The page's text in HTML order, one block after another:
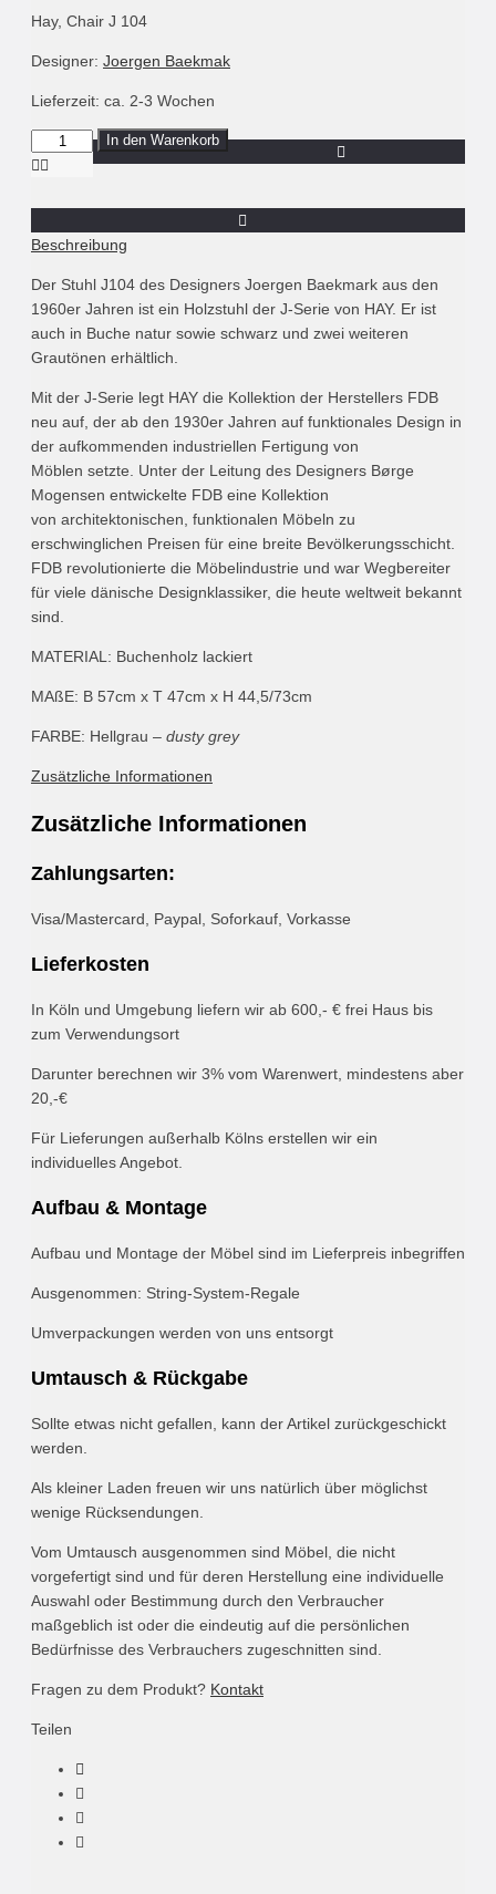
Hay, Chair J 104
Designer: Joergen Baekmak
Lieferzeit: ca. 2-3 Wochen
Menge
Hay,
J104,
hellgrau
In den Warenkorb
Beschreibung
Der Stuhl J104 des Designers Joergen Baekmark aus den
1960er Jahren ist ein Holzstuhl der J-Serie von HAY. Er ist
auch in Buche natur sowie schwarz und zwei weiteren
Grautönen erhältlich.
Mit der J-Serie legt HAY die Kollektion der Herstellers FDB
neu auf, der ab den 1930er Jahren auf funktionales Design in
der aufkommenden industriellen Fertigung von
Möblen setzte. Unter der Leitung des Designers Børge
Mogensen entwickelte FDB eine Kollektion
von architektonischen, funktionalen Möbeln zu
erschwinglichen Preisen für eine breite Bevölkerungsschicht.
FDB revolutionierte die Möbelindustrie und war Wegbereiter
für viele dänische Designklassiker, die heute weltweit bekannt
sind.
MATERIAL: Buchenholz lackiert
MAßE: B 57cm x T 47cm x H 44,5/73cm
FARBE: Hellgrau – dusty grey
Zusätzliche Informationen
Zusätzliche Informationen
Zahlungsarten:
Visa/Mastercard, Paypal, Soforkauf, Vorkasse
Lieferkosten
In Köln und Umgebung liefern wir ab 600,- € frei Haus bis
zum Verwendungsort
Darunter berechnen wir 3% vom Warenwert, mindestens aber
20,-€
Für Lieferungen außerhalb Kölns erstellen wir ein
individuelles Angebot.
Aufbau & Montage
Aufbau und Montage der Möbel sind im Lieferpreis inbegriffen
Ausgenommen: String-System-Regale
Umverpackungen werden von uns entsorgt
Umtausch & Rückgabe
Sollte etwas nicht gefallen, kann der Artikel zurückgeschickt
werden.
Als kleiner Laden freuen wir uns natürlich über möglichst
wenige Rücksendungen.
Vom Umtausch ausgenommen sind Möbel, die nicht
vorgefertigt sind und für deren Herstellung eine individuelle
Auswahl oder Bestimmung durch den Verbraucher
maßgeblich ist oder die eindeutig auf die persönlichen
Bedürfnisse des Verbrauchers zugeschnitten sind.
Fragen zu dem Produkt? Kontakt
Teilen